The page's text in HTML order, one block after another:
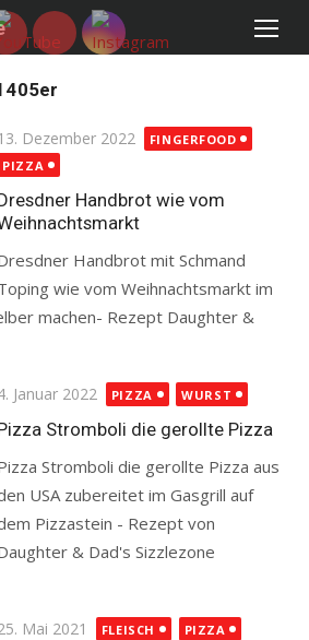
405er
on
Dezember 2022
FINGERFOOD
PIZZA
Handbrot wie vom
Handbrot mit Schmand
wie vom Weihnachtsmarkt im
machen- Rezept Daughter &
Januar 2022 PIZZA WURST
Stromboli die gerollte Pizza
Stromboli die gerollte Pizza aus
USA zubereitet im Gasgrill auf
Pizzastein - Rezept von
& Dad's Sizzlezone
Mai 2021 FLEISCH
PIZZA